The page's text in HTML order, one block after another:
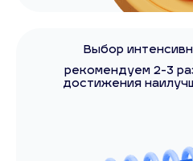
Выбор
рекомендуем 2-3
достижения